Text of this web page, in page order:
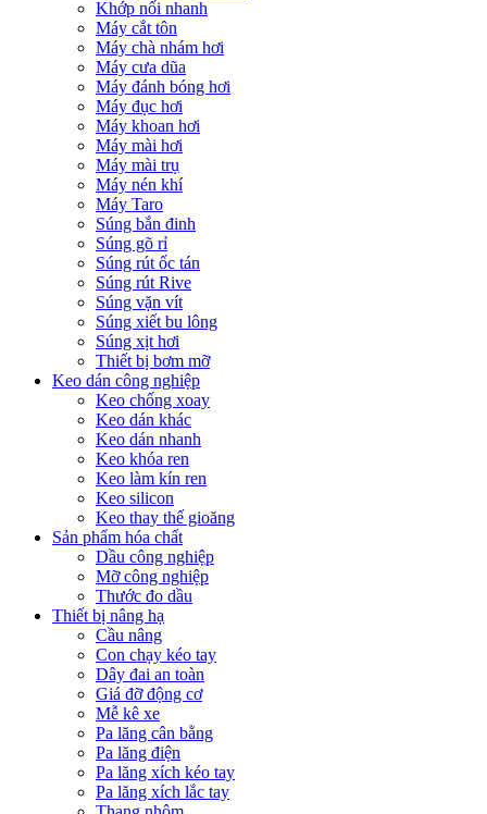
Khớp nối nhanh
Máy cắt tôn
Máy chà nhám hơi
Máy cưa dũa
Máy đánh bóng hơi
Máy đục hơi
Máy khoan hơi
Máy mài hơi
Máy mài trụ
Máy nén khí
Máy Taro
Súng bắn đinh
Súng gõ rỉ
Súng rút ốc tán
Súng rút Rive
Súng vặn vít
Súng xiết bu lông
Súng xịt hơi
Thiết bị bơm mỡ
Keo dán công nghiệp
Keo chống xoay
Keo dán khác
Keo dán nhanh
Keo khóa ren
Keo làm kín ren
Keo silicon
Keo thay thế gioăng
Sản phẩm hóa chất
Dầu công nghiệp
Mỡ công nghiệp
Thước đo dầu
Thiết bị nâng hạ
Cầu nâng
Con chạy kéo tay
Dây đai an toàn
Giá đỡ động cơ
Mễ kê xe
Pa lăng cân bằng
Pa lăng điện
Pa lăng xích kéo tay
Pa lăng xích lắc tay